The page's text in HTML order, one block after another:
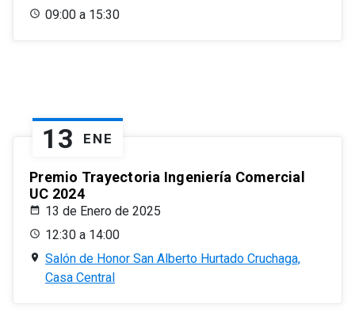
09:00 a 15:30
13 ENE
Premio Trayectoria Ingeniería Comercial
UC 2024
13 de Enero de 2025
12:30 a 14:00
Salón de Honor San Alberto Hurtado Cruchaga,
Casa Central